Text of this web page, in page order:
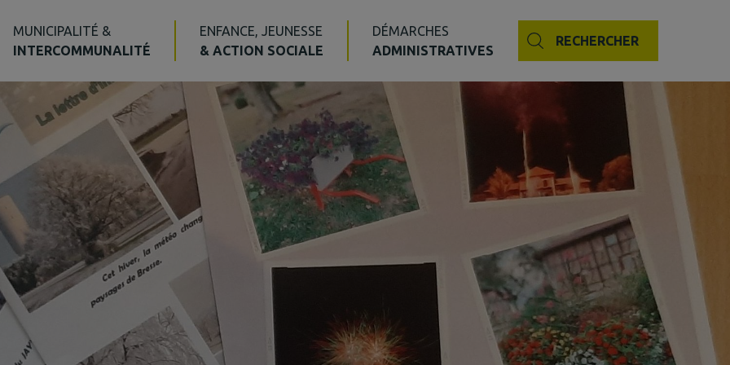
Tourisme
La plaine tonique
Sentiers pédestres
Voie Verte – La traverse
MUNICIPALITÉ &
INTERCOMMUNALITÉ
ENFANCE, JEUNESSE
& ACTION SOCIALE
Action Sociale
Action sociale du conseil départemental
Services à la personne
CLIC, pour les + de 60 ans
Jardin de Cocagne
DÉMARCHES
ADMINISTRATIVES
RECHERCHER